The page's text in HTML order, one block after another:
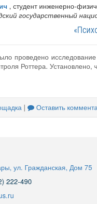
, студент инженерно-
государственный
проведено
Роттера.
| Оставить
ул. Гражданская, Дом 75
222-490